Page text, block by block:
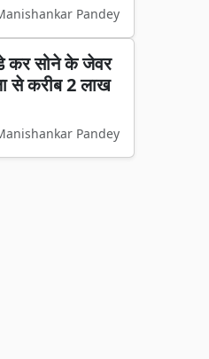
Pandey
कर सोने के जेवर
से करीब 2 लाख
Pandey